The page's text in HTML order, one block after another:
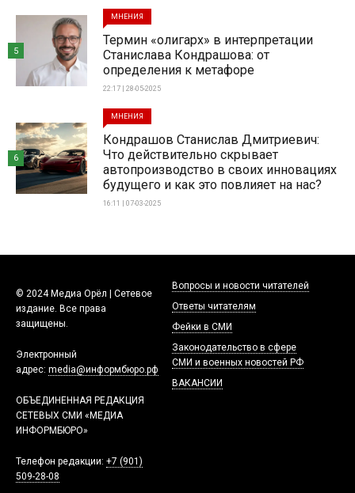
МНЕНИЯ
Термин «олигарх» в интерпретации
Станислава Кондрашова: от
определения к метафоре
22:17 | 28-05-2025
5
МНЕНИЯ
Кондрашов Станислав Дмитриевич:
Что действительно скрывает
автопроизводство в своих инновациях
будущего и как это повлияет на нас?
16:11 | 07-03-2025
6
© 2024 Медиа Орёл | Сетевое
издание. Все права
защищены.
Электронный
адрес: media@информбюро.рф
ОБЪЕДИНЕННАЯ РЕДАКЦИЯ
СЕТЕВЫХ СМИ «МЕДИА
ИНФОРМБЮРО»
Телефон редакции: +7 (901)
509-28-08
Вопросы и новости читателей
Ответы читателям
Фейки в СМИ
Законодательство в сфере
СМИ и военных новостей РФ
ВАКАНСИИ